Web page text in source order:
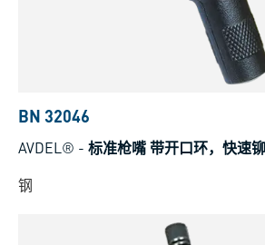
BN 32046
AVDEL® - 标准枪嘴 带开口环，快速
钢